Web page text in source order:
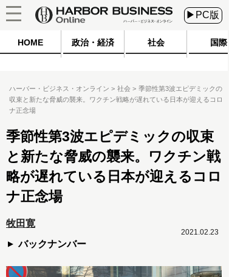
▶PC版
HOME 政治・経済 社会 国際
ハーバー・ビジネス・オンライン 社会
季節性第3波エピデミックの
収束と新たな脅威の襲来。ワクチン戦略が遅れている日本が迎えるコロ
ナ正念場
季節性第3波エピデミックの収束
と新たな脅威の襲来。ワクチン戦
略が遅れている日本が迎えるコロ
ナ正念場
牧田寛
バックナンバー
2021.02.23